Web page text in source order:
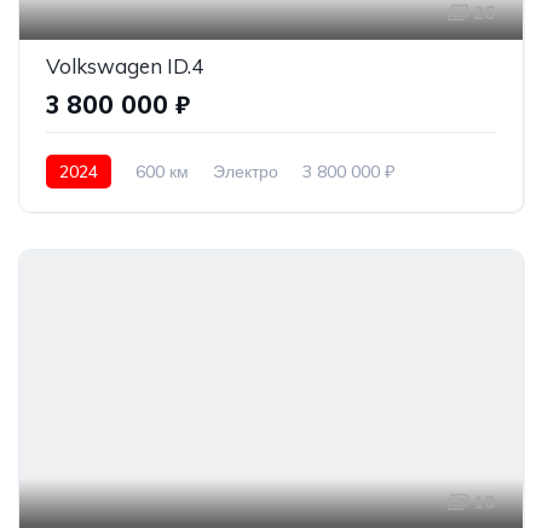
26
Volkswagen ID.4
3 800 000 ₽
2024 600 км Электро 3 800 000 ₽
10